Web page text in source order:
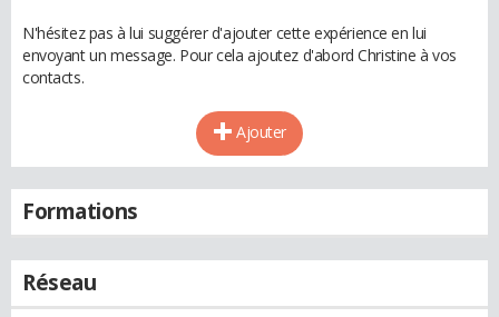
N'hésitez pas à lui suggérer d'ajouter cette expérience en lui
envoyant un message. Pour cela ajoutez d'abord Christine à vos
contacts.
Ajouter
Formations
Réseau